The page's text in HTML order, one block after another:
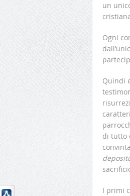
un
Ogni
Quindi
di tutto
I primi